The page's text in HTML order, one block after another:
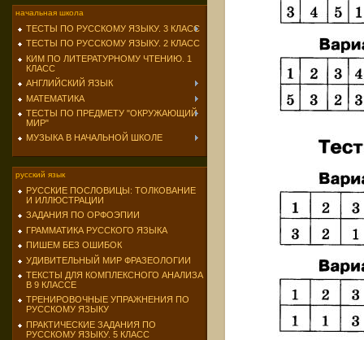
начальная школа
ТЕСТЫ ПО РУССКОМУ ЯЗЫКУ. 3 КЛАСС
ТЕСТЫ ПО РУССКОМУ ЯЗЫКУ. 2 КЛАСС
КИМ ПО ЛИТЕРАТУРНОМУ ЧТЕНИЮ. 1
КЛАСС
АНГЛИЙСКИЙ ЯЗЫК
МАТЕМАТИКА
ТЕСТЫ ПО ПРЕДМЕТУ "ОКРУЖАЮЩИЙ
МИР"
МУЗЫКА В НАЧАЛЬНОЙ ШКОЛЕ
русский язык
РУССКИЕ ПОСЛОВИЦЫ: ТОЛКОВАНИЕ
И ИЛЛЮСТРАЦИИ
ЗАДАНИЯ ПО ОРФОЭПИИ
ГРАММАТИКА РУССКОГО ЯЗЫКА
ПИШЕМ БЕЗ ОШИБОК
УДИВИТЕЛЬНЫЙ МИР ФРАЗЕОЛОГИИ
ТЕКСТЫ ДЛЯ КОМПЛЕКСНОГО АНАЛИЗА
В 9 КЛАССЕ
ТРЕНИРОВОЧНЫЕ УПРАЖНЕНИЯ ПО
РУССКОМУ ЯЗЫКУ
ПРАКТИЧЕСКИЕ ЗАДАНИЯ ПО
РУССКОМУ ЯЗЫКУ. 5 КЛАСС